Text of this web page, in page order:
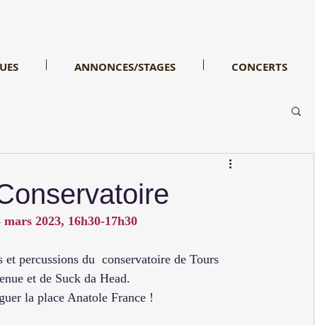
ANNONCES/STAGES CONCERTS
mars 2023, 16h30-17h30
percussions du  conservatoire de Tours
et de Suck da Head.
la place Anatole France !